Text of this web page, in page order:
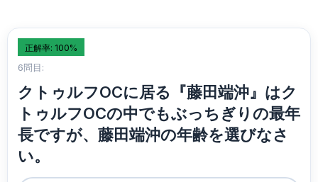
正解率: 100%
6問目:
クトゥルフOCに居る『藤田端沖』はク
トゥルフOCの中でもぶっちぎりの最年
長ですが、藤田端沖の年齢を選びなさ
い。